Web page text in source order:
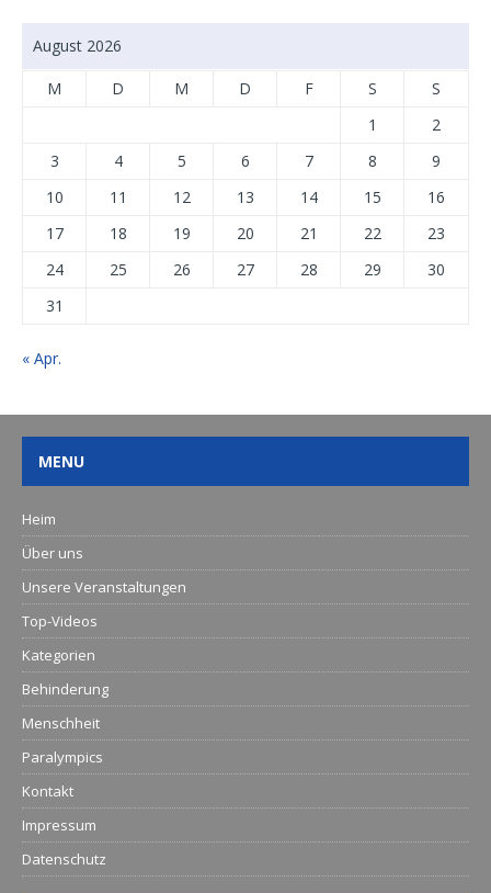
August 2026
M D M D F S
S
1
2
3
4 5 6 7 8
9
10
11 12 13 14 15
16
17
18 19 20 21 22
23
24
25 26 27 28 29
30
31
« Apr.
MENU
Heim
Über uns
Unsere Veranstaltungen
Top-Videos
Kategorien
Behinderung
Menschheit
Paralympics
Kontakt
Impressum
Datenschutz